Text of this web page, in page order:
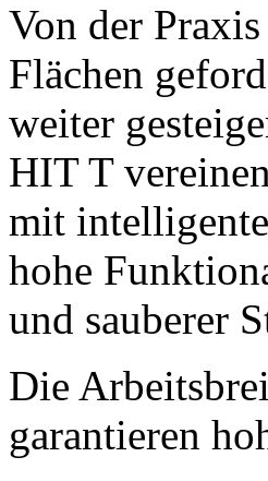
Von der
Flächen
weiter
HIT T
mit
hohe
und sauberer
Die
garantieren